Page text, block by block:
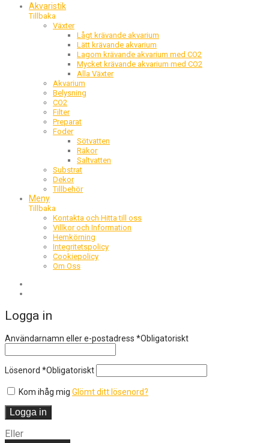
Akvaristik
Tillbaka
Växter
Lågt krävande akvarium
Lätt krävande akvarium
Lagom krävande akvarium med CO2
Mycket krävande akvarium med CO2
Alla Växter
Akvarium
Belysning
CO2
Filter
Preparat
Foder
Sötvatten
Räkor
Saltvatten
Substrat
Dekor
Tillbehör
Meny
Tillbaka
Kontakta och Hitta till oss
Villkor och Information
Hemkörning
Integritetspolicy
Cookiepolicy
Om Oss
Logga in
Användarnamn eller e-postadress *Obligatoriskt
Lösenord *Obligatoriskt
Kom ihåg mig Glömt ditt lösenord?
Logga in
Eller